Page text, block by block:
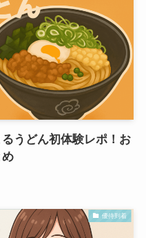
うどん初体験レポ！お
優待到着